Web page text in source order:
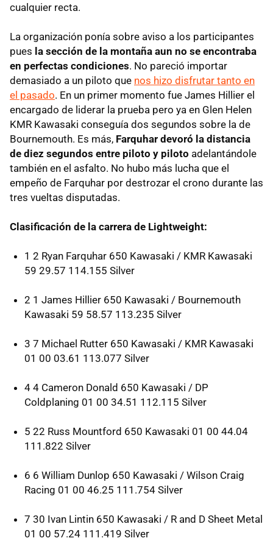
cualquier recta.
La organización ponía sobre aviso a los participantes
pues la sección de la montaña aun no se encontraba
en perfectas condiciones. No pareció importar
demasiado a un piloto que nos hizo disfrutar tanto en
el pasado. En un primer momento fue James Hillier el
encargado de liderar la prueba pero ya en Glen Helen
KMR Kawasaki conseguía dos segundos sobre la de
Bournemouth. Es más, Farquhar devoró la distancia
de diez segundos entre piloto y piloto adelantándole
también en el asfalto. No hubo más lucha que el
empeño de Farquhar por destrozar el crono durante las
tres vueltas disputadas.
Clasificación de la carrera de Lightweight:
1 2 Ryan Farquhar 650 Kawasaki / KMR Kawasaki
59 29.57 114.155 Silver
2 1 James Hillier 650 Kawasaki / Bournemouth
Kawasaki 59 58.57 113.235 Silver
3 7 Michael Rutter 650 Kawasaki / KMR Kawasaki
01 00 03.61 113.077 Silver
4 4 Cameron Donald 650 Kawasaki / DP
Coldplaning 01 00 34.51 112.115 Silver
5 22 Russ Mountford 650 Kawasaki 01 00 44.04
111.822 Silver
6 6 William Dunlop 650 Kawasaki / Wilson Craig
Racing 01 00 46.25 111.754 Silver
7 30 Ivan Lintin 650 Kawasaki / R and D Sheet Metal
01 00 57.24 111.419 Silver